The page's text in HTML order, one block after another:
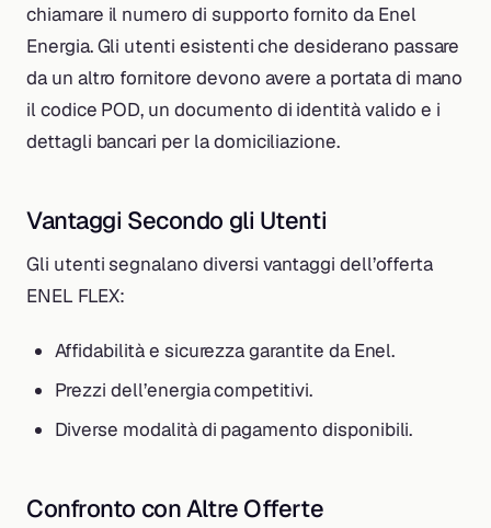
chiamare il numero di supporto fornito da Enel
Energia. Gli utenti esistenti che desiderano passare
da un altro fornitore devono avere a portata di mano
il codice POD, un documento di identità valido e i
dettagli bancari per la domiciliazione.
Vantaggi Secondo gli Utenti
Gli utenti segnalano diversi vantaggi dell’offerta
ENEL FLEX:
Affidabilità e sicurezza garantite da Enel.
Prezzi dell’energia competitivi.
Diverse modalità di pagamento disponibili.
Confronto con Altre Offerte